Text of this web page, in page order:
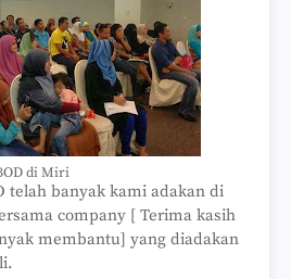
di Miri
telah banyak kami adakan di
company [ Terima kasih
membantu] yang diadakan